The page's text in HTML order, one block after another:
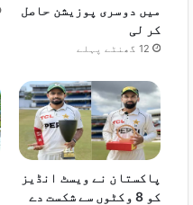
میں دوسری پوزیشن حاصل
کر لی
12 گھنٹے پہلے
پاکستان نے ویسٹ انڈیز
کو 8 وکٹوں سے شکست دے